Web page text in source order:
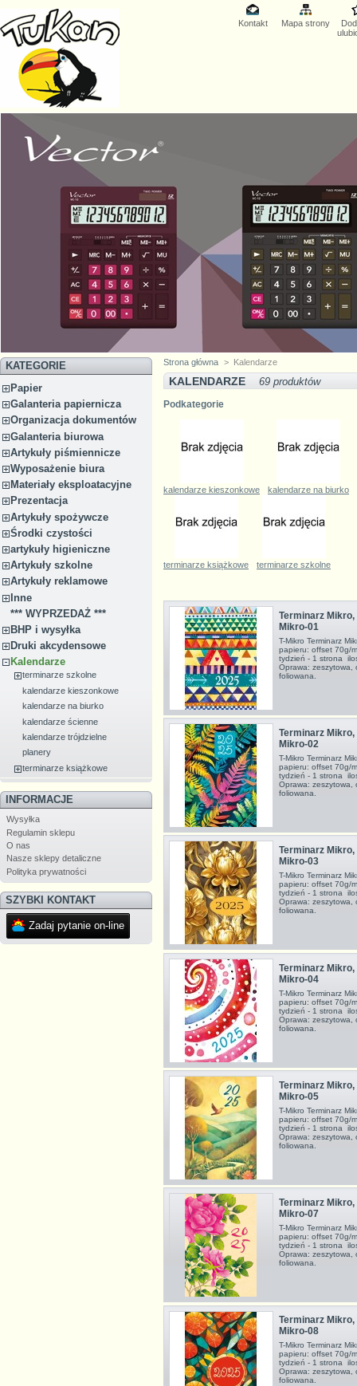
Kontakt Mapa strony
KATEGORIE
Papier
Galanteria papiernicza
Organizacja dokumentów
Galanteria biurowa
Artykuły piśmiennicze
Wyposażenie biura
Materiały eksploatacyjne
Prezentacja
Artykuły spożywcze
Środki czystości
artykuły higieniczne
Artykuły szkolne
Artykuły reklamowe
Inne
*** WYPRZEDAŻ ***
BHP i wysyłka
Druki akcydensowe
Kalendarze
terminarze szkolne
kalendarze kieszonkowe
kalendarze na biurko
kalendarze ścienne
kalendarze trójdzielne
planery
terminarze książkowe
INFORMACJE
Wysyłka
Regulamin sklepu
O nas
Nasze sklepy detaliczne
Polityka prywatności
SZYBKI KONTAKT
Zadaj pytanie on-line
Strona główna > Kalendarze
KALENDARZE 69 produktów
Podkategorie
kalendarze kieszonkowe kalendarze na biurko
terminarze książkowe terminarze szkolne
Terminarz Mikro,
Mikro-01
T-Mikro Terminarz
papieru: offset 70g/
tydzień - 1 strona
Oprawa: zeszytowa,
foliowana.
Terminarz Mikro,
Mikro-02
T-Mikro Terminarz
papieru: offset 70g/
tydzień - 1 strona
Oprawa: zeszytowa,
foliowana.
Terminarz Mikro,
Mikro-03
T-Mikro Terminarz
papieru: offset 70g/
tydzień - 1 strona
Oprawa: zeszytowa,
foliowana.
Terminarz Mikro,
Mikro-04
T-Mikro Terminarz
papieru: offset 70g/
tydzień - 1 strona
Oprawa: zeszytowa,
foliowana.
Terminarz Mikro,
Mikro-05
T-Mikro Terminarz
papieru: offset 70g/
tydzień - 1 strona
Oprawa: zeszytowa,
foliowana.
Terminarz Mikro,
Mikro-07
T-Mikro Terminarz
papieru: offset 70g/
tydzień - 1 strona
Oprawa: zeszytowa,
foliowana.
Terminarz Mikro,
Mikro-08
T-Mikro Terminarz
papieru: offset 70g/
tydzień - 1 strona
Oprawa: zeszytowa,
foliowana.